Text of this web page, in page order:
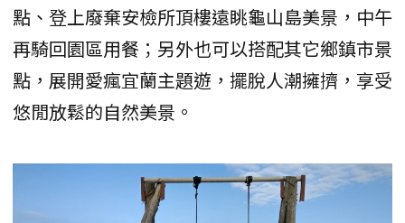
點、登上廢棄安檢所頂樓遠眺龜山島美景，中午
再騎回園區用餐；另外也可以搭配其它鄉鎮市景
點，展開愛瘋宜蘭主題遊，擺脫人潮擁擠，享受
悠閒放鬆的自然美景。